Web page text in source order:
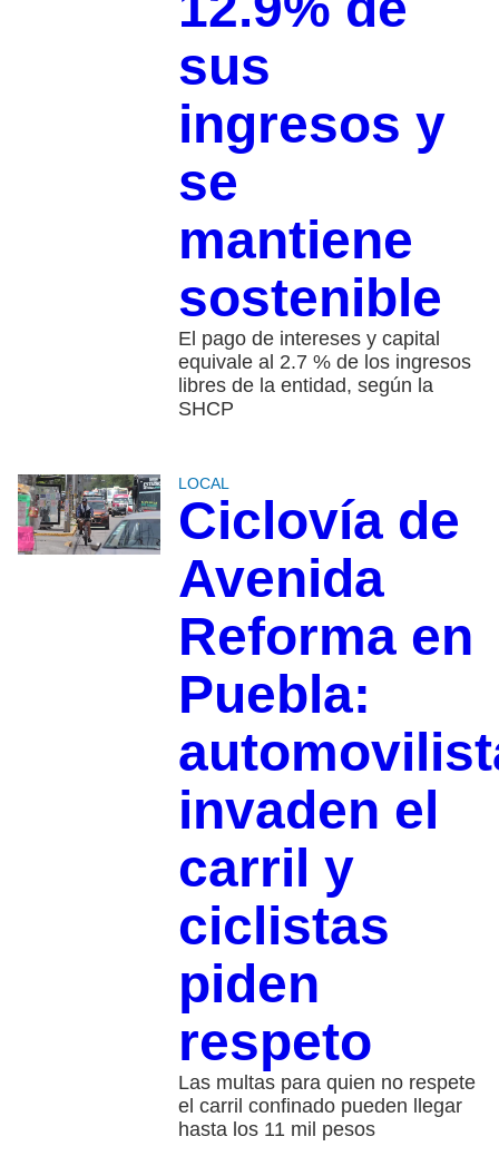
sus
ingresos y
se
mantiene
sostenible
El pago de intereses y capital
equivale al 2.7 % de los ingresos
libres de la entidad, según la
SHCP
LOCAL
Ciclovía de
Avenida
Reforma en
Puebla:
invaden el
carril y
ciclistas
piden
respeto
Las multas para quien no respete
el carril confinado pueden llegar
hasta los 11 mil pesos